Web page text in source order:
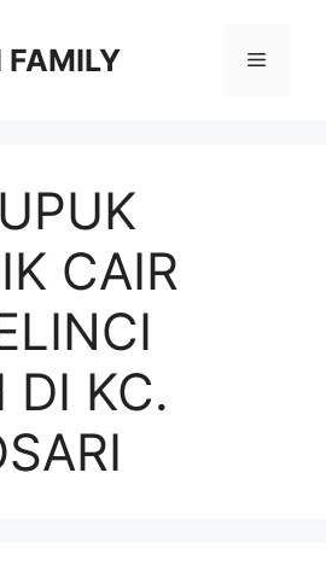
FAMILY Menu
CAIR
DI KC.